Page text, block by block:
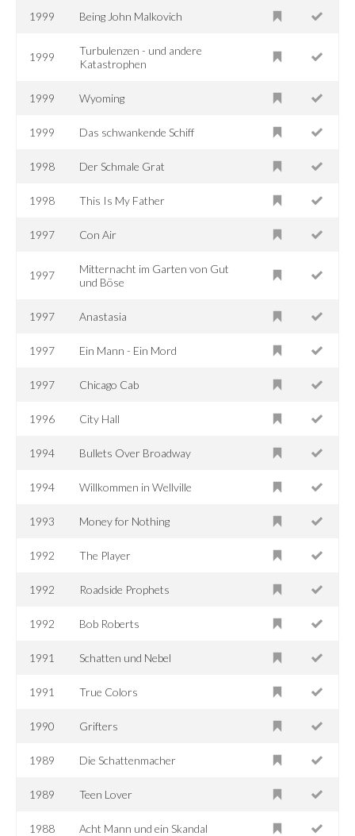
1999 Being John Malkovich
1999
Turbulenzen - und andere
Katastrophen
1999 Wyoming
1999 Das schwankende Schiff
1998 Der Schmale Grat
1998 This Is My Father
1997 Con Air
1997
Mitternacht im Garten von Gut
und Böse
1997 Anastasia
1997 Ein Mann - Ein Mord
1997 Chicago Cab
1996 City Hall
1994 Bullets Over Broadway
1994 Willkommen in Wellville
1993 Money for Nothing
1992 The Player
1992 Roadside Prophets
1992 Bob Roberts
1991 Schatten und Nebel
1991 True Colors
1990 Grifters
1989 Die Schattenmacher
1989 Teen Lover
1988 Acht Mann und ein Skandal